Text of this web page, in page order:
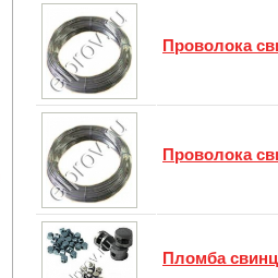
Проволока
Проволока
Пломба